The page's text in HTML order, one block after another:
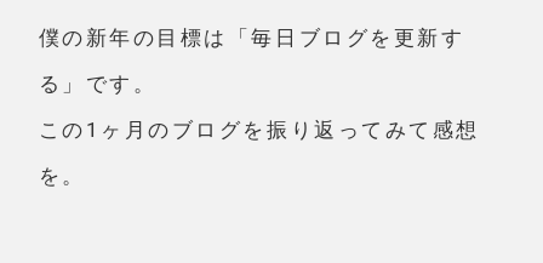
僕の新年の目標は「毎日ブログを更新す
る」です。
この1ヶ月のブログを振り返ってみて感想
を。